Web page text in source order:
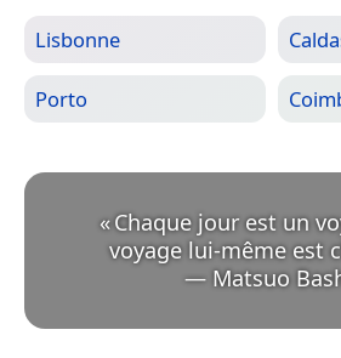
Lisbonne
Porto
«Chaque jour est un
voyage lui-même est
— Matsuo